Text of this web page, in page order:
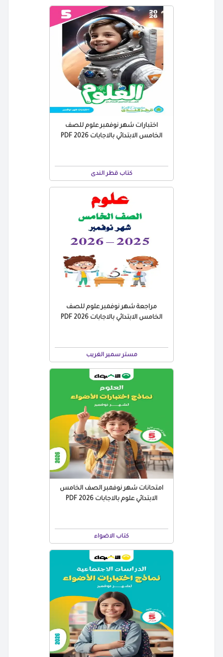
اختبارات شهر نوفمبر علوم للصف
الخامس الابتدائي بالاجابات 2026 PDF
كتاب قطر الندى
مراجعة شهر نوفمبر علوم للصف
الخامس الابتدائي بالاجابات 2026 PDF
مستر سمير الغريب
امتحانات شهر نوفمبر الصف الخامس
الابتدائي علوم بالاجابات 2026 PDF
كتاب الاضواء